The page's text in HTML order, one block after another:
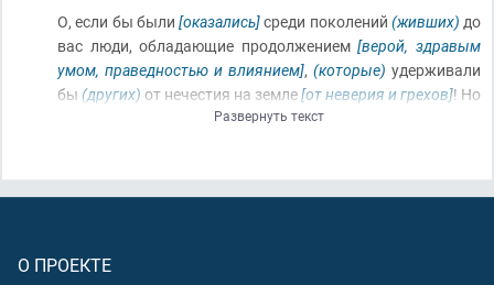
О, если бы были [оказались]среди поколений (живших) до
вас люди, обладающие продолжением[верой, здравым
умом, праведностью и влиянием], (которые) удерживали
бы (других) от нечестия на земле[от неверия и грехов]! Но
немного(даже)из
Развернуть текст
О ПРОЕКТЕ